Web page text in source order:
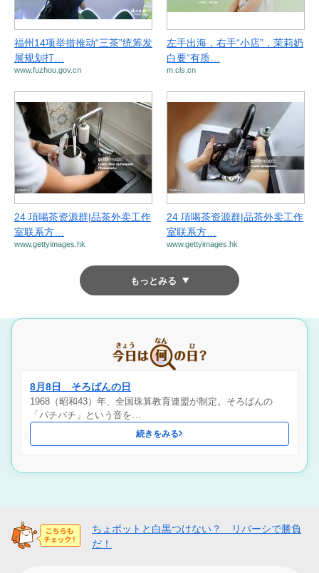
福州14项举措推动“三茶”统筹发
展规划打…
www.fuzhou.gov.cn
左手出海，右手“小店”，茉莉奶
白要“有质…
m.cls.cn
24 項喝茶资源群|品茶外卖工作
室联系方…
www.gettyimages.hk
24 項喝茶资源群|品茶外卖工作
室联系方…
www.gettyimages.hk
もっとみる
8月8日 そろばんの日
1968（昭和43）年、全国珠算教育連盟が制定。そろばんの
「パチパチ」という音を…
続きをみる
ちょボットと白黒つけない？ リバーシで勝負
だ！